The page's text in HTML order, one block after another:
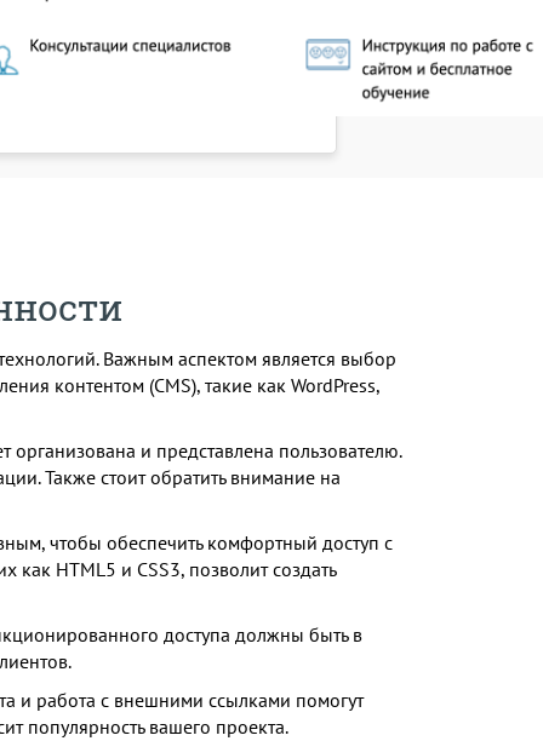
Важным аспектом является выбор
контентом (CMS), такие как WordPress,
и представлена пользователю.
Также стоит обратить внимание на
чтобы обеспечить комфортный доступ с
HTML5 и CSS3, позволит создать
доступа должны быть в
и работа с внешними ссылками помогут
популярность вашего проекта.